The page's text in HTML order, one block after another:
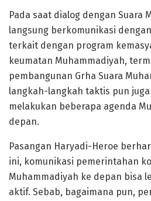
Pada saat dialog dengan Suara
langsung berkomunikasi
terkait dengan program
keumatan Muhammadiyah,
pembangunan Grha Suara
langkah-langkah taktis pun
melakukan beberapa agenda
depan.
Pasangan Haryadi-Heroe
ini, komunikasi pemerintahan
Muhammadiyah ke depan bisa
aktif. Sebab, bagaimana pun,